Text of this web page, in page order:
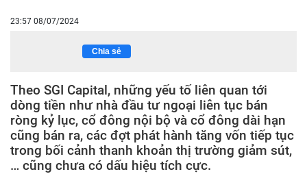
23:57 08/07/2024
Chia sẻ
Theo SGI Capital, những yếu tố liên quan tới
dòng tiền như nhà đầu tư ngoại liên tục bán
ròng kỷ lục, cổ đông nội bộ và cổ đông dài hạn
cũng bán ra, các đợt phát hành tăng vốn tiếp tục
trong bối cảnh thanh khoản thị trường giảm sút,
… cũng chưa có dấu hiệu tích cực.